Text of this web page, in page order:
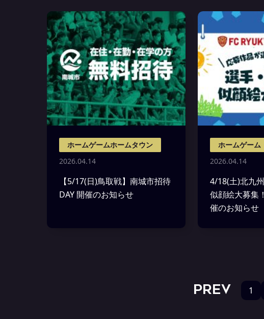
ホームゲームホームタウン
2026.04.14
【5/17(日)鳥取戦】南城市招待
DAY 開催のお知らせ
ホームゲーム
2026.04.14
4/18(土)北九
似顔絵大募集
催のお知らせ
PREV 1